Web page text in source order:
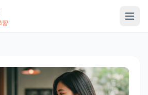
習